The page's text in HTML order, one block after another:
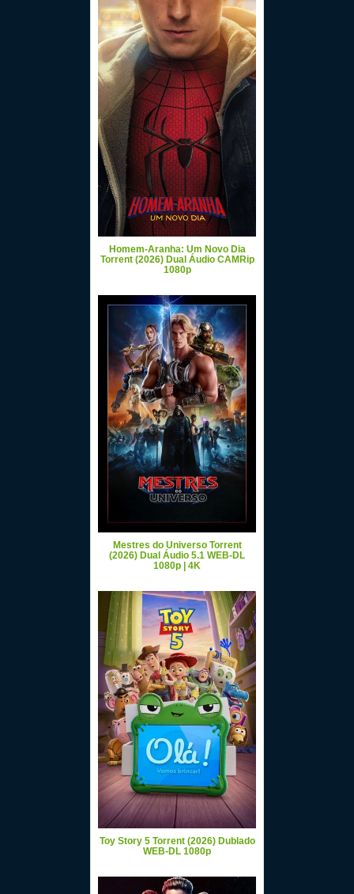
Homem-Aranha: Um Novo Dia
Torrent (2026) Dual Áudio CAMRip
1080p
Mestres do Universo Torrent
(2026) Dual Áudio 5.1 WEB-DL
1080p | 4K
Toy Story 5 Torrent (2026) Dublado
WEB-DL 1080p